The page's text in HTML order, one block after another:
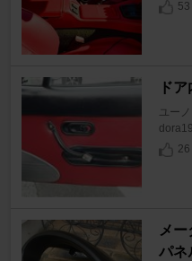
53
ド
ユー
26
メ
パネ